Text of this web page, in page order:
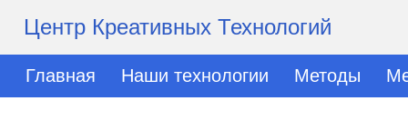
Центр Креативных Технологий
Главная Наши технологии Методы